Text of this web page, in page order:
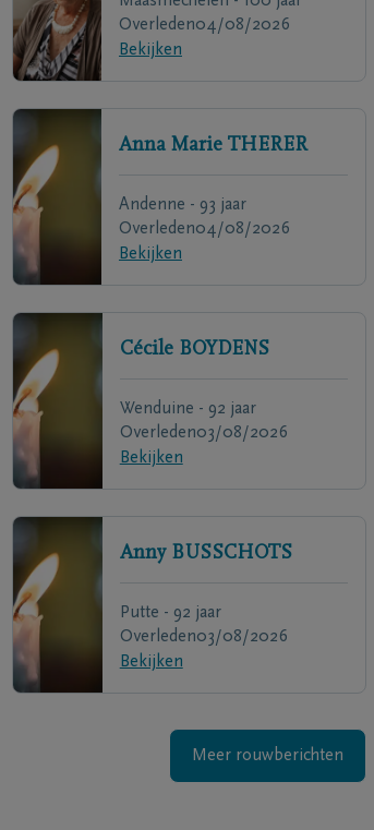
Overleden04/08/2026
Bekijken
Anna Marie THERER
Andenne - 93 jaar
Overleden04/08/2026
Bekijken
Cécile BOYDENS
Wenduine - 92 jaar
Overleden03/08/2026
Bekijken
Anny BUSSCHOTS
Putte - 92 jaar
Overleden03/08/2026
Bekijken
Meer rouwberichten